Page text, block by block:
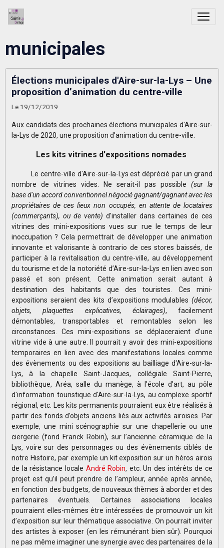
municipales
Élections municipales d'Aire-sur-la-Lys – Une
proposition d’animation du centre-ville
Le 19/12/2019
Aux candidats des prochaines élections municipales d'Aire-sur-
la-Lys de 2020, une proposition d’animation du centre-ville:
Les kits vitrines d'expositions nomades
Le centre-ville d'Aire-sur-la-Lys est déprécié par un grand
nombre de vitrines vides. Ne serait-il pas possible (sur la
base d'un accord conventionnel négocié gagnant/gagnant avec les
propriétaires de ces lieux non occupés, en attente de locataires
(commerçants), ou de vente) d'installer dans certaines de ces
vitrines des mini-expositions vues sur rue le temps de leur
inoccupation ? Cela permettrait de développer une animation
innovante et valorisante à contrario de ces stores baissés, de
participer à la revitalisation du centre-ville, au développement
du tourisme et de la notoriété d’Aire-sur-la-Lys en lien avec son
passé et son présent. Cette animation serait autant à
destination des habitants que des touristes. Ces mini-
expositions seraient des kits d’expositions modulables (décor,
objets, plaquettes explicatives, éclairages), facilement
démontables, transportables et remontables selon les
circonstances. Ces mini-expositions se déplaceraient d’une
vitrine vide à une autre. Il pourrait y avoir des mini-expositions
temporaires en lien avec des manifestations locales comme
des évènements ou des expositions au bailliage d'Aire-sur-la-
Lys, à la chapelle Saint-Jacques, collégiale Saint-Pierre,
bibliothèque, Aréa, salle du manège, à l'école d'art, au pôle
d'information touristique d'Aire-sur-la-Lys, au complexe sportif
régional, etc. Les kits permanents pourraient eux être réalisés à
partir des fonds d’objets anciens liés aux activités airoises. Par
exemple, une mini scénographie sur une chapellerie ou une
ciergerie (fond Franck Robin), sur l’ancienne céramique de la
Lys, voire sur des personnages ou des évènements ciblés de
notre Histoire, par exemple un kit exposition sur un héros airois
de la résistance locale André Robin, etc. Un des intérêts de ce
projet est qu’il peut prendre de l’ampleur, année après année,
en fonction des budgets, de nouveaux thèmes à aborder et des
partenaires éventuels. Certaines associations locales
pourraient elles-mêmes être intéressées de promouvoir un kit
d’exposition sur leur thématique associative. On pourrait inviter
des artistes à exposer (en les rémunérant bien sûr). Pourquoi
ne pas même imaginer une synergie avec des partenaires de la